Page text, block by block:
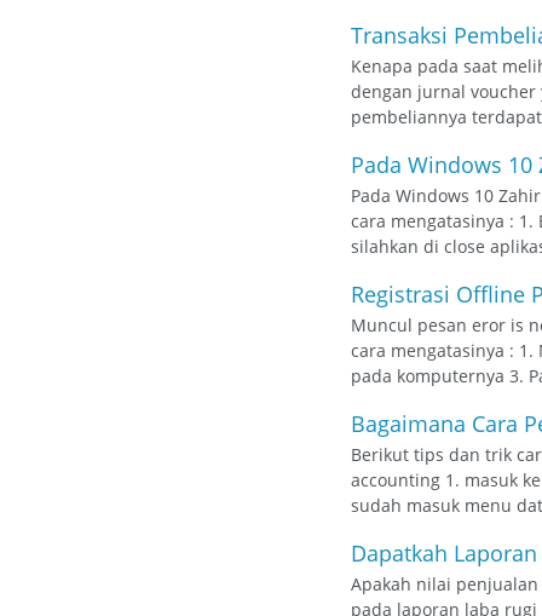
Transaksi
Kenapa pada saat
dengan jurnal
pembeliannya
Pada Windows
Pada Windows 10
cara mengatasinya : 1.
silahkan di close
Registrasi Offline
Muncul pesan eror is
cara mengatasinya :
pada komputernya 3.
Bagaimana Cara
Berikut tips dan trik
accounting 1. masuk
sudah masuk menu
Dapatkah
Apakah nilai
pada laporan laba